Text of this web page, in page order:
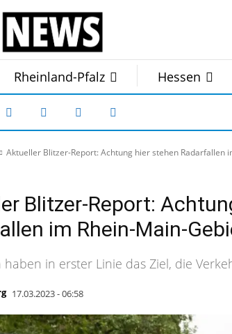
Rheinland-Pfalz Hessen
Aktueller Blitzer-Report: Achtung hier stehen Radarfallen
Blitzer-Report:
im Rhein-Main-
haben in erster Linie das Ziel, die
17.03.2023 - 06:58